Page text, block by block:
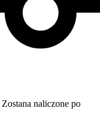
Zostana naliczone po